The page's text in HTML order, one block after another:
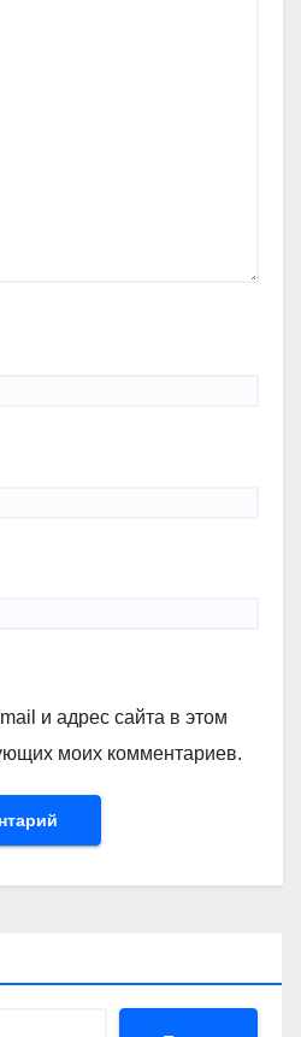
и адрес сайта в этом
моих комментариев.